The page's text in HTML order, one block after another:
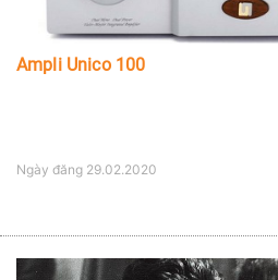
Ampli Unico 100
Ngày đăng 29.02.2020